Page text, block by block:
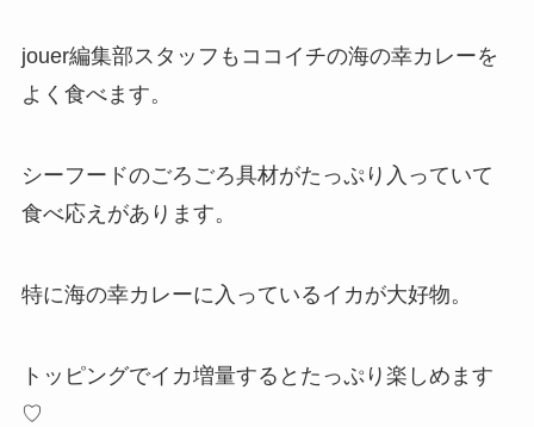
jouer編集部スタッフもココイチの海の幸カレーを
よく食べます。
シーフードのごろごろ具材がたっぷり入っていて
食べ応えがあります。
特に海の幸カレーに入っているイカが大好物。
トッピングでイカ増量するとたっぷり楽しめます
♡